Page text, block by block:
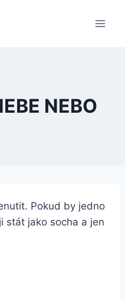
NEBO
Pokud by jedno
stát jako socha a jen